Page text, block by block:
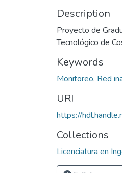
Description
Proyecto de
Tecnológico de
Keywords
Monitoreo, Red
URI
https://
Collections
Licenciatura en